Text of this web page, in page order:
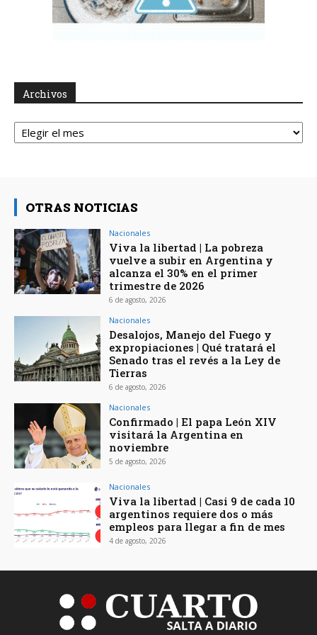
Archivos
Archivos
OTRAS NOTICIAS
Nacionales
Viva la libertad | La pobreza
vuelve a subir en Argentina y
alcanza el 30% en el primer
trimestre de 2026
6 de agosto, 2026
Nacionales
Desalojos, Manejo del Fuego y
expropiaciones | Qué tratará el
Senado tras el revés a la Ley de
Tierras
6 de agosto, 2026
Nacionales
Confirmado | El papa León XIV
visitará la Argentina en
noviembre
5 de agosto, 2026
Nacionales
Viva la libertad | Casi 9 de cada 10
argentinos requiere dos o más
empleos para llegar a fin de mes
4 de agosto, 2026